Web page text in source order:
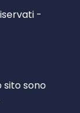
-
sito sono